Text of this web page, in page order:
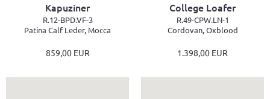
Kapuziner
R.12-BPD.VF-3
Patina Calf Leder, Mocca
859,00 EUR
College Loafer
R.49-CPW.LN-1
Cordovan, Oxblood
1.398,00 EUR